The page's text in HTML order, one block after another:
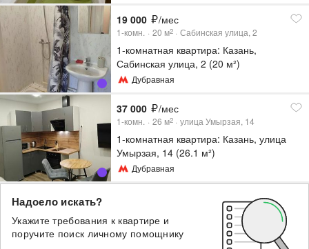
19 000 /мес
1-комн. 20 м2 Сабинская улица, 2
1-комнатная квартира: Казань,
Сабинская улица, 2 (20 м²)
Дубравная
37 000 /мес
1-комн. 26 м2 улица Умырзая, 14
1-комнатная квартира: Казань, улица
Умырзая, 14 (26.1 м²)
Дубравная
Надоело искать?
Укажите требования к квартире и
поручите поиск личному помощнику